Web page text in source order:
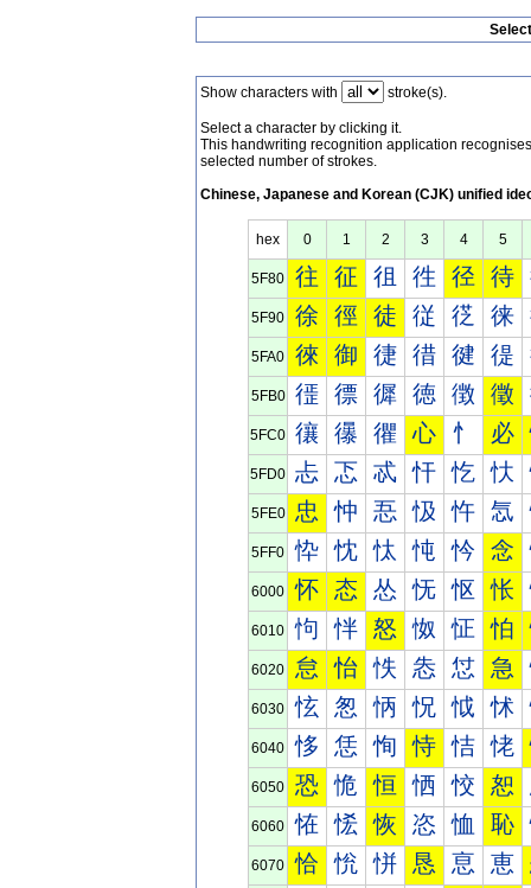
Show characters with stroke(s).
Select a character by clicking it.
This handwriting recognition application
selected number of strokes.
Chinese, Japanese and Korean (CJK) unified
hex 0 1 2 3 4 5
5F80 往 征 徂 徃 径 待
5F90 徐 徑 徒 従 徔 徕
5FA0 徠 御 徢 徣 徤 徥
5FB0 徰 徱 徲 徳 徴 徵
5FC0 忀 忁 忂 心 忄 必
5FD0 忐 忑 忒 忓 忔 忕
5FE0 忠 忡 忢 忣 忤 忥
5FF0 忰 忱 忲 忳 忴 念
6000 怀 态 怂 怃 怄 怅
6010 怐 怑 怒 怓 怔 怕
6020 怠 怡 怢 怣 怤 急
6030 怰 怱 怲 怳 怴 怵
6040 恀 恁 恂 恃 恄 恅
6050 恐 恑 恒 恓 恔 恕
6060 恠 恡 恢 恣 恤 恥
6070 恰 恱 恲 恳 恴 恵